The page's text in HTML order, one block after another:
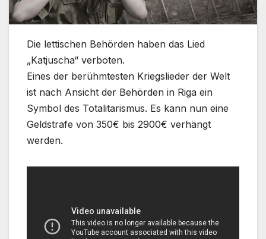
Die lettischen Behörden haben das Lied
„Katjuscha“ verboten.
Eines der berühmtesten Kriegslieder der Welt
ist nach Ansicht der Behörden in Riga ein
Symbol des Totalitarismus. Es kann nun eine
Geldstrafe von 350€ bis 2900€ verhängt
werden.